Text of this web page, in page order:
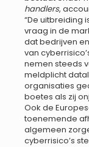
handlers,
“De uitbreiding
vraag in de
dat bedrijven
van
nemen steeds
meldplicht
organisaties
boetes als zij
Ook de
toenemende
algemeen
cyberrisico’s